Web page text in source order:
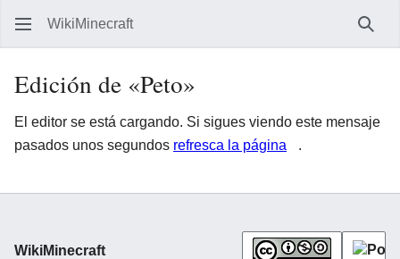
WikiMinecraft
Edición de «Peto»
El editor se está cargando. Si sigues viendo este mensaje
pasados unos segundos refresca la página .
WikiMinecraft